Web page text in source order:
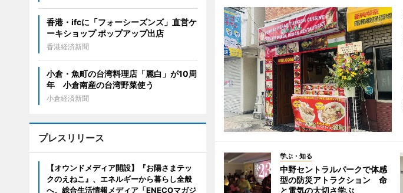
学ぶ・知る
中野セントラルパークで体感
型の防災アトラクション 命
と電気の大切さ学ぶ
香港・ifcに「フォーシーズンズ」直営ケ
ーキショップ ポップアップ出店
香港経済新聞
小倉・魚町の台湾料理店「麗白」が10周
年 小倉南産の台湾野菜使う
小倉経済新聞
プレスリリース
【オウンドメディア開設】『お陽さまテッ
クのえねこ』、エネルギーから暮らし全般
へ。総合生活情報メディア「ENECOマガジ